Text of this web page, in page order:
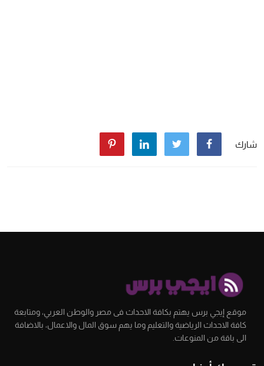
شارك
موقع إيجي برس يهتم بكافة الاحداث فى مصر والوطن العربي، ومتابعة
كافة الاحداث الرياضية والتعليم وما يهم سوق المال والاعمال، بالاضافة
الى باقة من المنوعات.